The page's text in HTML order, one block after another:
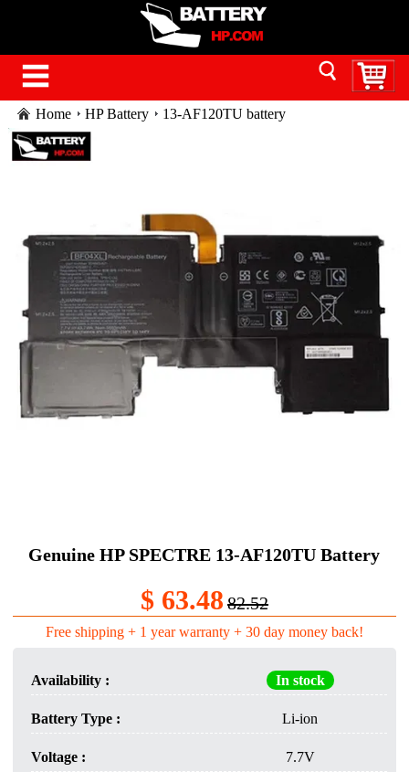
Home HP Battery 13-AF120TU battery
Genuine HP SPECTRE 13-AF120TU Battery
$ 63.48 82.52
Free shipping + 1 year warranty + 30 day money back!
Availability : In stock
Battery Type : Li-ion
Voltage : 7.7V